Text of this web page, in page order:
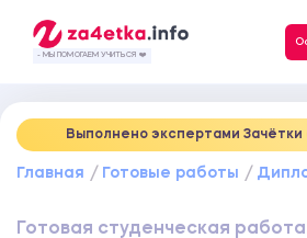
- МЫ ПОМОГАЕМ УЧИТЬСЯ ❤️
Выполнено экспертами
Главная Готовые работы
Готовая студенческая